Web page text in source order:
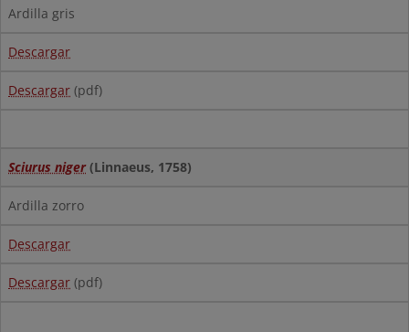
Ardilla gris
Descargar
Descargar (pdf)
Sciurus niger(Linnaeus, 1758)
Ardilla zorro
Descargar
Descargar (pdf)